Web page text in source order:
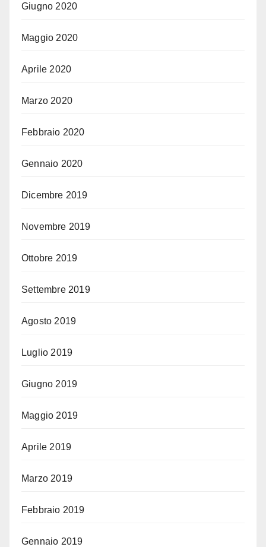
Giugno 2020
Maggio 2020
Aprile 2020
Marzo 2020
Febbraio 2020
Gennaio 2020
Dicembre 2019
Novembre 2019
Ottobre 2019
Settembre 2019
Agosto 2019
Luglio 2019
Giugno 2019
Maggio 2019
Aprile 2019
Marzo 2019
Febbraio 2019
Gennaio 2019